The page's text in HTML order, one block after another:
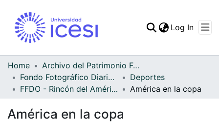
Statistics
Log In
Home
Archivo del Patrimonio Fotográfico y Fílmico del Valle del Cauca
Fondo Fotográfico Diario Occidente
Deportes
FFDO - Rincón del América - Patrimonial
América en la copa
América en la copa